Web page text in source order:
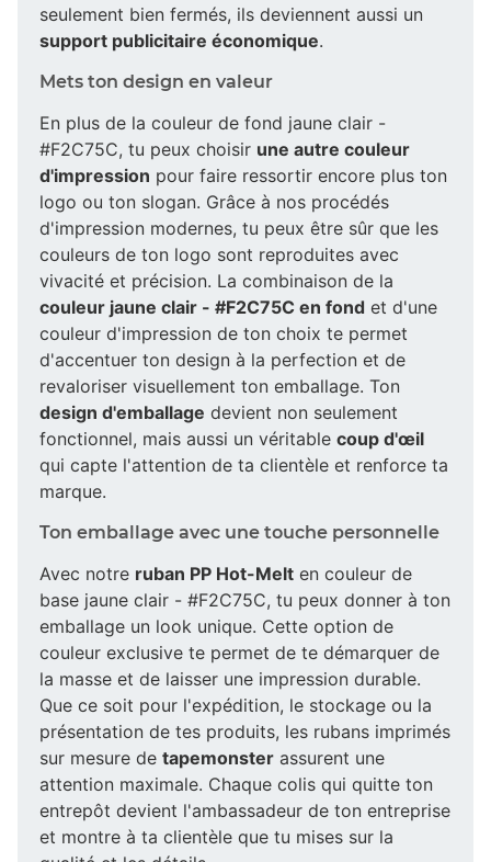
seulement bien fermés, ils deviennent aussi un
support publicitaire économique.
Mets ton design en valeur
En plus de la couleur de fond jaune clair -
#F2C75C, tu peux choisir une autre couleur
d'impression pour faire ressortir encore plus ton
logo ou ton slogan. Grâce à nos procédés
d'impression modernes, tu peux être sûr que les
couleurs de ton logo sont reproduites avec
vivacité et précision. La combinaison de la
couleur jaune clair - #F2C75C en fond et d'une
couleur d'impression de ton choix te permet
d'accentuer ton design à la perfection et de
revaloriser visuellement ton emballage. Ton
design d'emballage devient non seulement
fonctionnel, mais aussi un véritable coup d'œil
qui capte l'attention de ta clientèle et renforce ta
marque.
Ton emballage avec une touche personnelle
Avec notre ruban PP Hot-Melt en couleur de
base jaune clair - #F2C75C, tu peux donner à ton
emballage un look unique. Cette option de
couleur exclusive te permet de te démarquer de
la masse et de laisser une impression durable.
Que ce soit pour l'expédition, le stockage ou la
présentation de tes produits, les rubans imprimés
sur mesure de tapemonster assurent une
attention maximale. Chaque colis qui quitte ton
entrepôt devient l'ambassadeur de ton entreprise
et montre à ta clientèle que tu mises sur la